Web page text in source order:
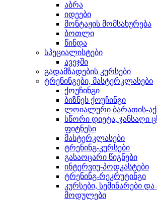
აბრა
იდეები
მონტაჟის მომსახურება
ბოთლი
წინდა
სპეციალისტები
ავეჯში
გადამზადების კურსები
ტრენინგები, მასტერკლასები
ქოუჩინგი
ბიზნეს ქოუჩინგი
ლოიალური ბარათის-
სწორი დიეტა, ჯანსაღი
ფიტნესი
მასტერკლასები
ტრენინგ-კურსები
გასაოცარი წიგნები
ინტერვიუ-პოდკასტები
ტრენინგ-რეკრუტინგი
კურსები, სემინარები
მოდულები